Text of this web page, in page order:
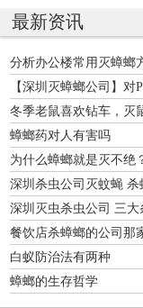
最新资讯
分析办公楼常用灭蟑螂
【深圳灭蟑螂公司】对
冬季老鼠喜欢钻车，灭
蟑螂药对人有害吗
为什么蟑螂就是灭不绝
深圳杀虫公司灭蚊蝇 杀
深圳灭虫杀虫公司 三
餐饮店杀蟑螂的公司那
白蚁防治法有两种
蟑螂的生存哲学